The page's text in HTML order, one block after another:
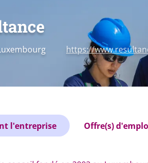
https://
l'entreprise Offre(s)